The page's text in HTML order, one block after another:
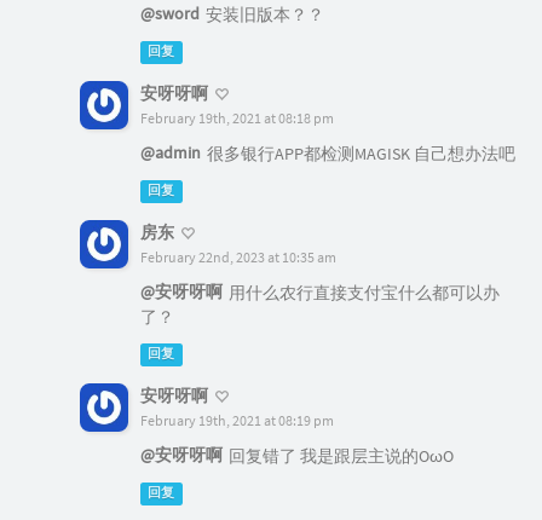
@sword 安装旧版本？？
回复
安呀呀啊
February 19th, 2021 at 08:18 pm
@admin 很多银行APP都检测MAGISK 自己想办法吧
回复
房东
February 22nd, 2023 at 10:35 am
@安呀呀啊 用什么农行直接支付宝什么都可以办
了？
回复
安呀呀啊
February 19th, 2021 at 08:19 pm
@安呀呀啊 回复错了 我是跟层主说的OωO
回复